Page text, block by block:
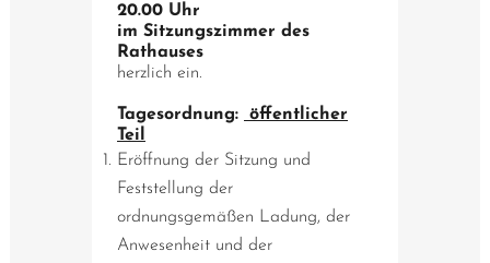
20.00 Uhr
im Sitzungszimmer des
Rathauses
herzlich ein.
Tagesordnung:
öffentlicher
Teil
Eröffnung der Sitzung und
Feststellung der
ordnungsgemäßen Ladung, der
Anwesenheit und der